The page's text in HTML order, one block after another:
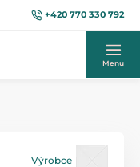
+420 770 330 792
Menu
Výrobce